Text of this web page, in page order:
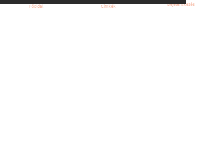
Főoldal Címkék Bejelentkezés